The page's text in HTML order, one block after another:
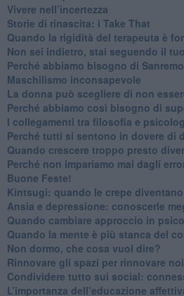
​Vivere nell’incertezza
​Storie di rinascita: i Take That
​Quando la rigidità del terapeuta è
​Non sei indietro, stai seguendo il
​Perché abbiamo bisogno di
​Maschilismo inconsapevole
​La donna può scegliere di non
​Perché abbiamo così bisogno di
​I collegamenti tra filosofia e
​Perché tutti si sentono in dovere di
​Quando crescere troppo presto
​Perché non impariamo mai dagli
​Buone Feste!
​Kintsugi: quando le crepe
Ansia e depressione: conoscerle
Quando cambiare approccio in
​Quando la mente è più stanca del
Non dormo, che cosa vuol dire?
​Rinnovare gli spazi per rinnovare
​Condividere tutto sui social:
​L’importanza dell’educazione